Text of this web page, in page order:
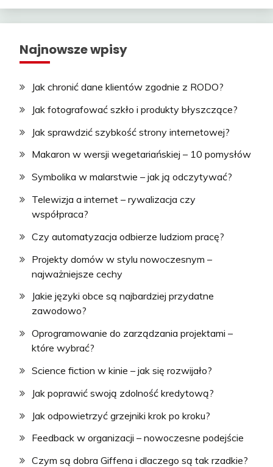
Najnowsze wpisy
Jak chronić dane klientów zgodnie z RODO?
Jak fotografować szkło i produkty błyszczące?
Jak sprawdzić szybkość strony internetowej?
Makaron w wersji wegetariańskiej – 10 pomysłów
Symbolika w malarstwie – jak ją odczytywać?
Telewizja a internet – rywalizacja czy
współpraca?
Czy automatyzacja odbierze ludziom pracę?
Projekty domów w stylu nowoczesnym –
najważniejsze cechy
Jakie języki obce są najbardziej przydatne
zawodowo?
Oprogramowanie do zarządzania projektami –
które wybrać?
Science fiction w kinie – jak się rozwijało?
Jak poprawić swoją zdolność kredytową?
Jak odpowietrzyć grzejniki krok po kroku?
Feedback w organizacji – nowoczesne podejście
Czym są dobra Giffena i dlaczego są tak rzadkie?